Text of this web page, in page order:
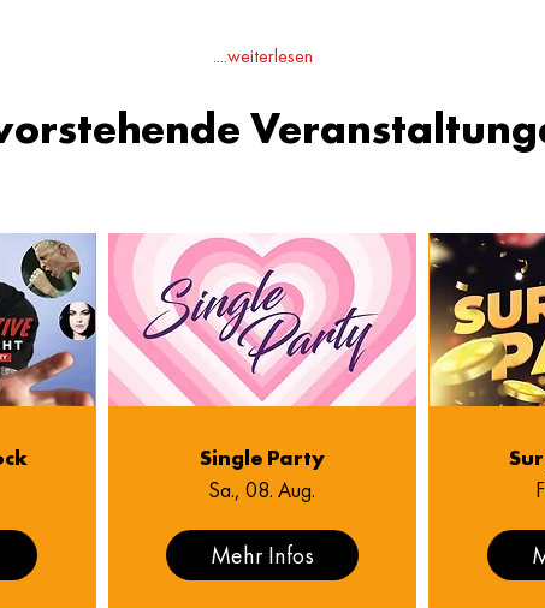
....weiterlesen
Single Party
Sa., 08. Aug.
Mehr Infos